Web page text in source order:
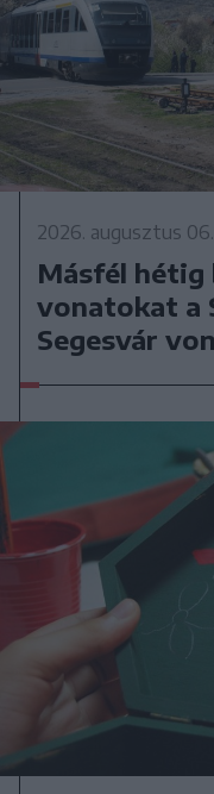
2026. augusztus
Másfél
vonatokat a
Segesvár